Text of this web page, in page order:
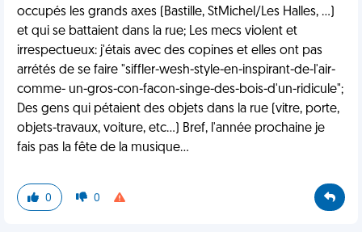
occupés les grands axes (Bastille, StMichel/Les Halles, ...)
et qui se battaient dans la rue; Les mecs violent et
irrespectueux: j'étais avec des copines et elles ont pas
arrétés de se faire "siffler-wesh-style-en-inspirant-de-l'air-
comme- un-gros-con-facon-singe-des-bois-d'un-ridicule";
Des gens qui pétaient des objets dans la rue (vitre, porte,
objets-travaux, voiture, etc...) Bref, l'année prochaine je
fais pas la fête de la musique...
0 0